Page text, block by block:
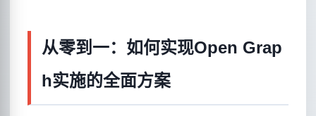
从零到一：如何实现Open Grap
h实施的全面方案